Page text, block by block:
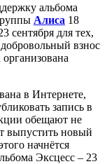
альбома
Алиса 18
сентября для тех,
взнос
в Интернете,
запись в
обещают не
выпустить новый
начнётся
Эксцесс – 23